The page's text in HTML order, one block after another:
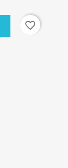
favorite_border